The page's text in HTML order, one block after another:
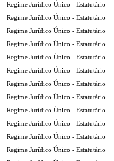
Regime Jurídico Único - Estatutário
Regime Jurídico Único - Estatutário
Regime Jurídico Único - Estatutário
Regime Jurídico Único - Estatutário
Regime Jurídico Único - Estatutário
Regime Jurídico Único - Estatutário
Regime Jurídico Único - Estatutário
Regime Jurídico Único - Estatutário
Regime Jurídico Único - Estatutário
Regime Jurídico Único - Estatutário
Regime Jurídico Único - Estatutário
Regime Jurídico Único - Estatutário